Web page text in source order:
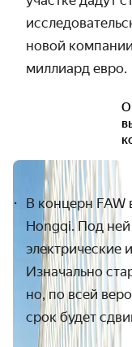
новой
миллиард евро.
В концерн FAW
Hongqi. Под
электрические
Изначально
но, по всей
срок будет